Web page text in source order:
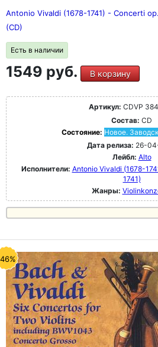
Antonio Vivaldi (1678-1741) - Concerti
(CD)
Есть в наличии
1549 руб. В корзину
Артикул: CDVP
Состав: CD
Состояние: Новое.
Дата релиза: 26-
Лейбл: Alto
Исполнители: Antonio Vivaldi (1678-
1741)
Жанры: